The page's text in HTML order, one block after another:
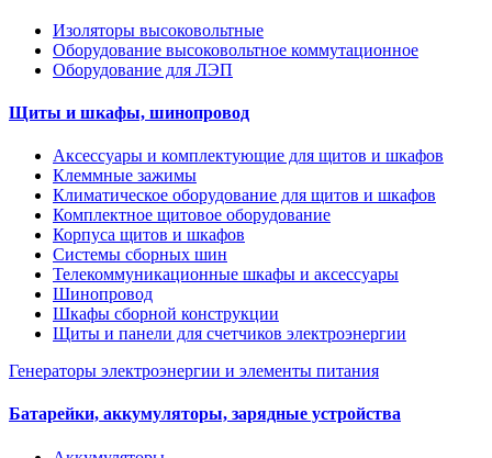
Изоляторы высоковольтные
Оборудование высоковольтное коммутационное
Оборудование для ЛЭП
Щиты и шкафы, шинопровод
Аксессуары и комплектующие для щитов и шкафов
Клеммные зажимы
Климатическое оборудование для щитов и шкафов
Комплектное щитовое оборудование
Корпуса щитов и шкафов
Системы сборных шин
Телекоммуникационные шкафы и аксессуары
Шинопровод
Шкафы сборной конструкции
Щиты и панели для счетчиков электроэнергии
Генераторы электроэнергии и элементы питания
Батарейки, аккумуляторы, зарядные устройства